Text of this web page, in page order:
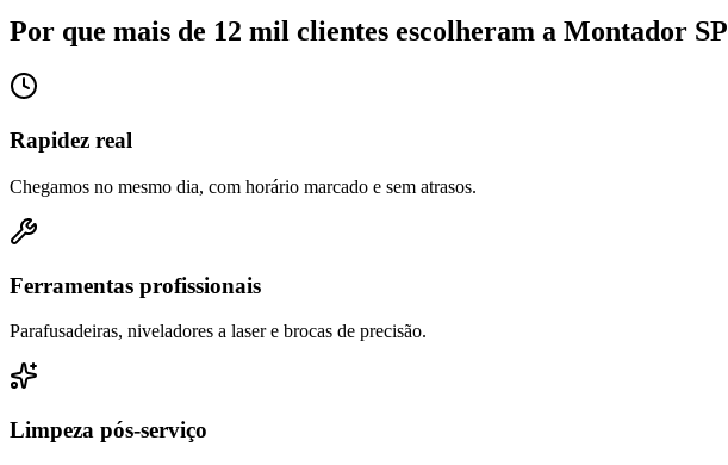
Por que mais de 12 mil clientes escolheram a Montador SP
Rapidez real
Chegamos no mesmo dia, com horário marcado e sem atrasos.
Ferramentas profissionais
Parafusadeiras, niveladores a laser e brocas de precisão.
Limpeza pós-serviço